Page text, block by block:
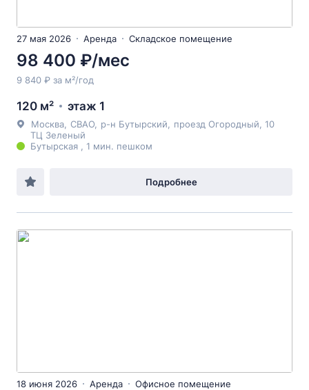
27 мая 2026 Аренда Складское помещение
98 400 ₽/мес
9 840 ₽ за м²/год
120 м² этаж 1
Москва СВАО р-н Бутырский проезд Огородный , 10
ТЦ Зеленый
Бутырская , 1 мин. пешком
Подробнее
18 июня 2026 Аренда Офисное помещение